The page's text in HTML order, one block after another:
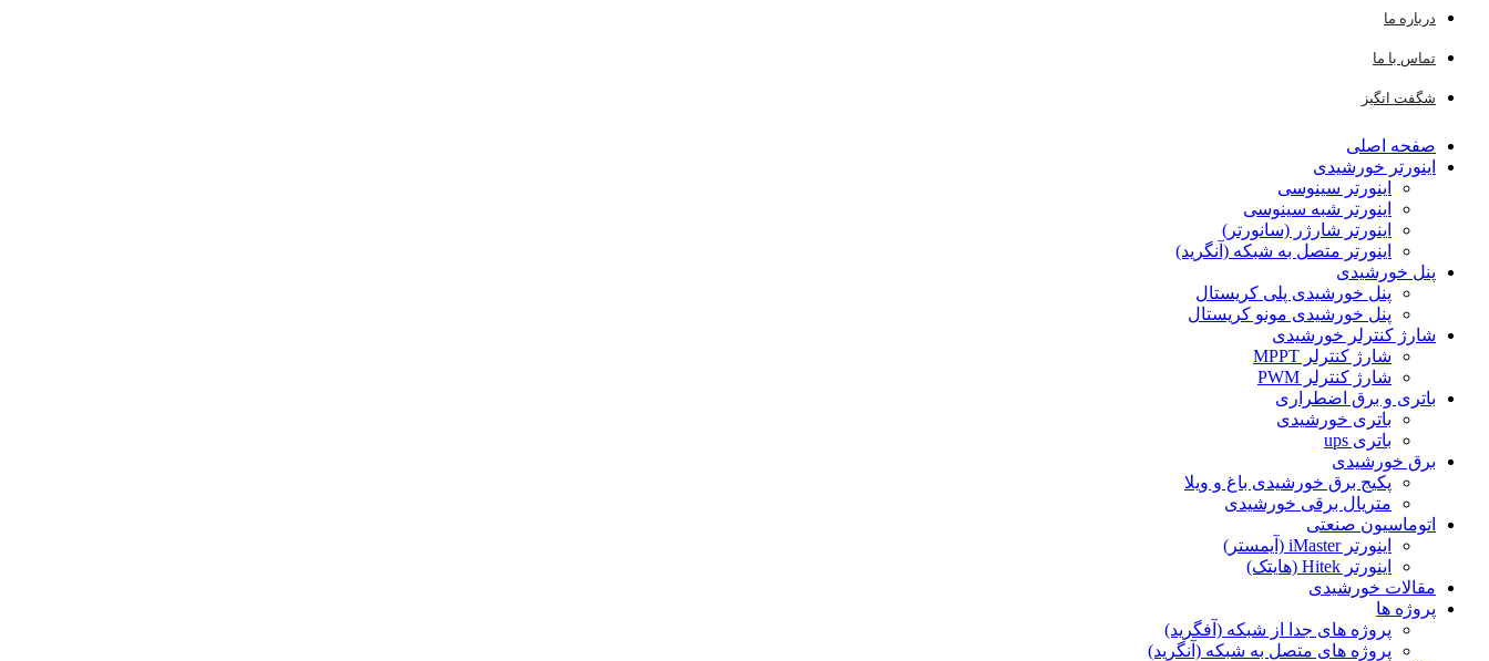
درباره ما
تماس با ما
شگفت انگیز
صفحه اصلی
اینورتر خورشیدی
اینورتر سینوسی
اینورتر شبه سینوسی
اینورتر شارژر (سانورتر)
اینورتر متصل به شبکه (آنگرید)
پنل خورشیدی
پنل خورشیدی پلی کریستال
پنل خورشیدی مونو کریستال
شارژ کنترلر خورشیدی
شارژ کنترلر MPPT
شارژ کنترلر PWM
باتری و برق اضطراری
باتری خورشیدی
باتری ups
برق خورشیدی
پکیج برق خورشیدی باغ و ویلا
متریال برقی خورشیدی
اتوماسیون صنعتی
اینورتر iMaster (آیمستر)
اینورتر Hitek (هایتک)
مقالات خورشیدی
پروژه ها
پروژه های جدا از شبکه (آفگرید)
پروژه های متصل به شبکه (آنگرید)